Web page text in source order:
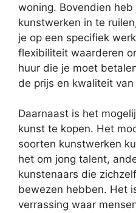
woning. Bovendien
kunstwerken in te
je op een specifiek
flexibiliteit waarderen
huur die je moet
de prijs en kwaliteit
Daarnaast is het
kunst te kopen. Het
soorten kunstwerken
het om jong talent,
kunstenaars die
bewezen hebben. Het
verrassing waar